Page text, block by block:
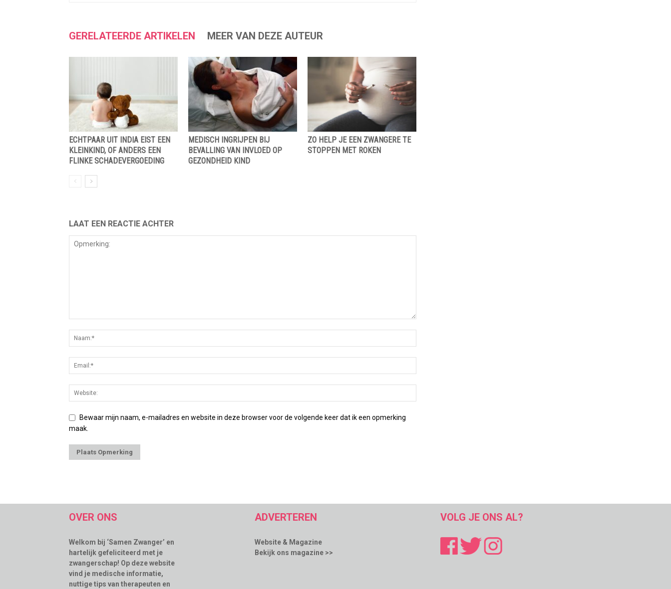
GERELATEERDE ARTIKELEN MEER VAN DEZE AUTEUR
ECHTPAAR UIT INDIA EIST EEN
KLEINKIND, OF ANDERS EEN
FLINKE SCHADEVERGOEDING
MEDISCH INGRIJPEN BIJ
BEVALLING VAN INVLOED OP
GEZONDHEID KIND
ZO HELP JE EEN ZWANGERE TE
STOPPEN MET ROKEN
LAAT EEN REACTIE ACHTER
Bewaar mijn naam, e-mailadres en website in deze browser voor de volgende keer dat ik een opmerking
maak.
OVER ONS
Welkom bij ‘Samen Zwanger’ en
hartelijk gefeliciteerd met je
zwangerschap! Op deze website
vind je medische informatie,
nuttige tips van therapeuten en
ADVERTEREN
Website & Magazine
Bekijk ons magazine >>
VOLG JE ONS AL?